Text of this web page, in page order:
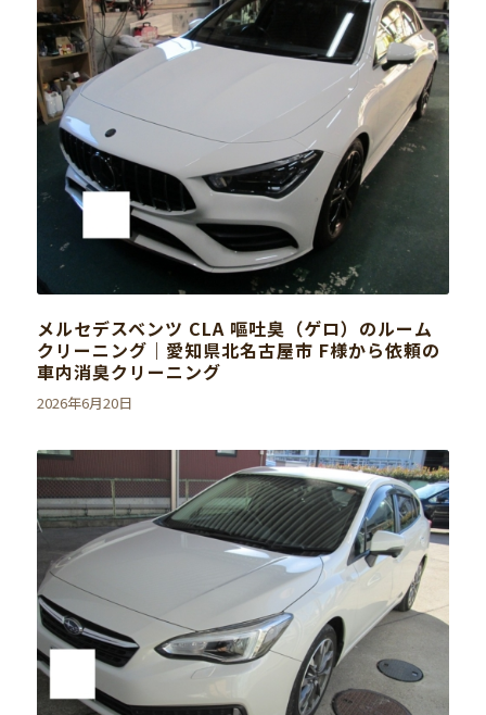
メルセデスベンツ CLA 嘔吐臭（ゲロ）のルーム
クリーニング｜愛知県北名古屋市 F様から依頼の
車内消臭クリーニング
2026年6月20日